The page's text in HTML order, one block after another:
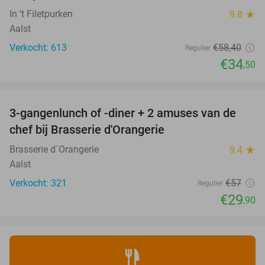
In ‘t Filetpurken 9.8 star
Aalst
Verkocht: 613
Regulier €58,40
€34,50
48%
3-gangenlunch of -diner + 2 amuses van de
chef bij Brasserie d'Orangerie
Brasserie d´Orangerie 9.4 star
Aalst
Verkocht: 321
Regulier €57
€29,90